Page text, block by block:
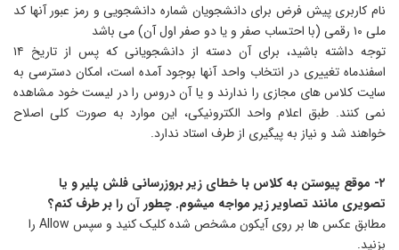
کاربری پیش فرض برای دانشجویان شماره دانشجویی و رمز عبور آنها کد
صفر و یا دو صفر اول آن) می باشد
توجه داشته باشید، برای آن دسته از دانشجویانی که پس از تاریخ ۱۴
تغییری در انتخاب واحد آنها بوجود آمده است، امکان دسترسی به
کلاس های مجازی را ندارند و یا آن دروس را در لیست خود مشاهده
کنند. طبق اعلام واحد الکترونیکی، این موارد به صورت کلی اصلاح
شد و نیاز به پیگیری از طرف استاد ندارد.
۲- موقع پیوستن به کلاس با خطای زیر بروزرسانی فلش پلیر و یا
مانند تصاویر زیر مواجه میشوم. چطور آن را بر طرف کنم؟
مطابق عکس ها بر روی آیکون مشخص شده کلیک کنید و سپس Allow را